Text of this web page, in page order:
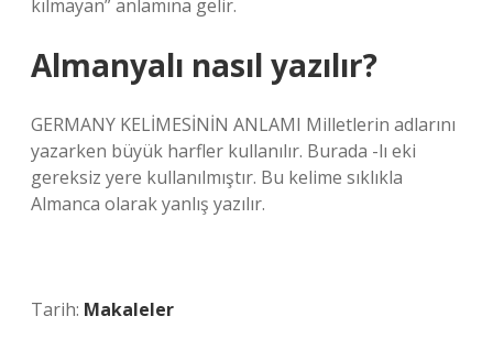
kılmayan” anlamına gelir.
Almanyalı nasıl yazılır?
GERMANY KELİMESİNİN ANLAMI Milletlerin adlarını
yazarken büyük harfler kullanılır. Burada -lı eki
gereksiz yere kullanılmıştır. Bu kelime sıklıkla
Almanca olarak yanlış yazılır.
Tarih: Makaleler